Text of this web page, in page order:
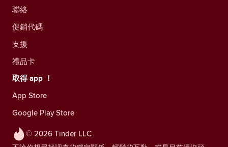
© 2026 Tinder LLC
聯絡
促銷代碼
支援
禮品卡
取得 app ！
App Store
Google Play Store